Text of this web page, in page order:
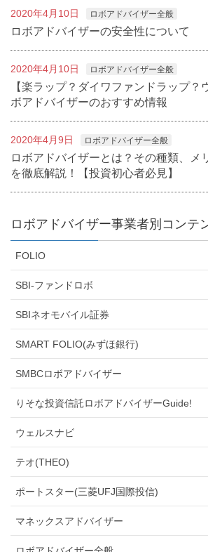
2020年4月10日 ロボアドバイザー全般
ロボアドバイザーの安全性について
2020年4月10日 ロボアドバイザー全般
【楽ラップ？ダイワファンドラップ？
ボアドバイザーのおすすめ情報
2020年4月9日 ロボアドバイザー全般
ロボアドバイザーとは？その種類、メ
を徹底解説！【投資初心者必見】
ロボアドバイザー事業者別コンテ
FOLIO
SBI-ファンドロボ
SBIネオモバイル証券
SMART FOLIO(みずほ銀行)
SMBCロボアドバイザー
りそな投資信託ロボアドバイザーGuide!
ウェルスナビ
テオ(THEO)
ポートスター(三菱UFJ国際投信)
マネックスアドバイザー